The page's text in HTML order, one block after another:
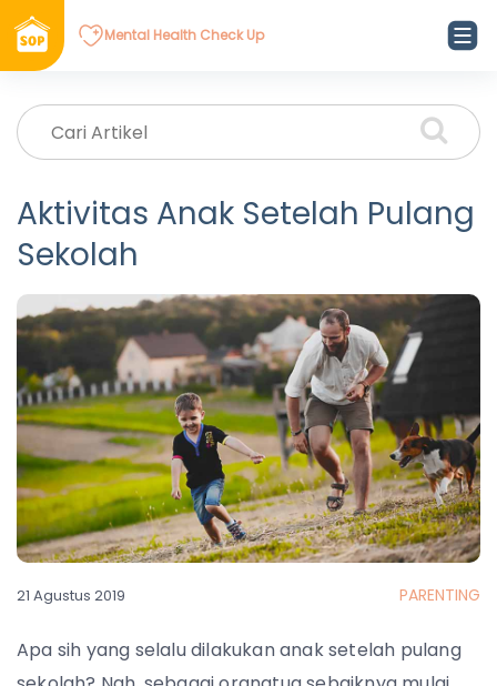
Mental Health Check Up
Aktivitas Anak Setelah Pulang
Sekolah
21 Agustus 2019 PARENTING
Apa sih yang selalu dilakukan anak setelah pulang